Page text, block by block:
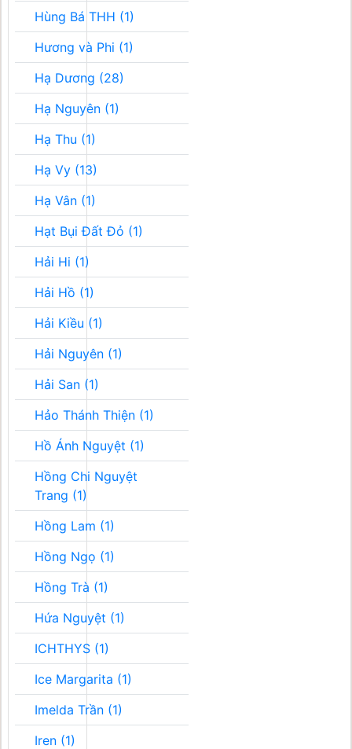
Hùng Bá THH (1)
Hương và Phi (1)
Hạ Dương (28)
Hạ Nguyên (1)
Hạ Thu (1)
Hạ Vy (13)
Hạ Vân (1)
Hạt Bụi Đất Đỏ (1)
Hải Hi (1)
Hải Hồ (1)
Hải Kiều (1)
Hải Nguyên (1)
Hải San (1)
Hảo Thánh Thiện (1)
Hồ Ánh Nguyệt (1)
Hồng Chi Nguyệt
Trang (1)
Hồng Lam (1)
Hồng Ngọ (1)
Hồng Trà (1)
Hứa Nguyệt (1)
ICHTHYS (1)
Ice Margarita (1)
Imelda Trần (1)
Iren (1)